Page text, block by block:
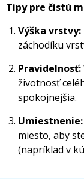
Tipy pre čistú
Výška vrstvy:
záchodíku
Pravidelnosť:
životnosť
spokojnejšia.
Umiestnenie:
miesto, aby
(napríklad v